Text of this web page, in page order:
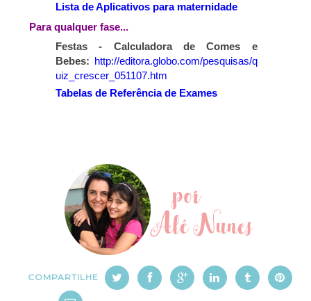
Lista de Aplicativos para maternidade
Para qualquer fase...
Festas - Calculadora de Comes e
Bebes: http://editora.globo.com/pesquisas/q
uiz_crescer_051107.htm
Tabelas de Referência de Exames
COMPARTILHE